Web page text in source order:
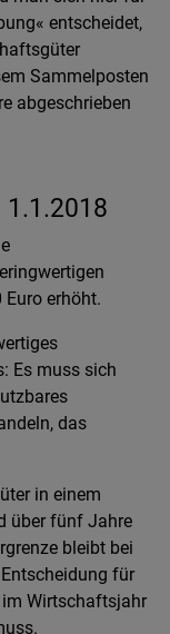
entscheidet,
Sammelposten
abgeschrieben
erhöht.
Es muss sich
das
in einem
über fünf Jahre
bleibt bei
für
Wirtschaftsjahr